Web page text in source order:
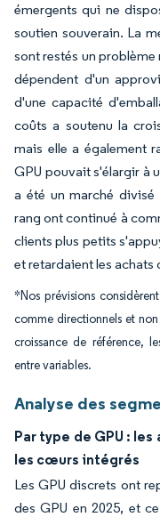
émergents qui ne
soutien souverain. La
sont restés un
dépendent d'un
d'une capacité
coûts a soutenu la
mais elle a également
GPU pouvait s'élargir à
a été un marché divisé
rang ont continué à
clients plus petits
et retardaient les achats
*Nos prévisions
comme directionnels et
croissance de référence,
entre variables.
Analyse des
Par type de GPU :
les cœurs intégrés
Les GPU discrets ont
des GPU en 2025, et